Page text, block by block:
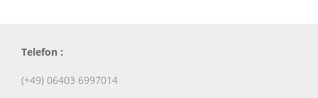
Telefon :
(+49) 06403 6997014